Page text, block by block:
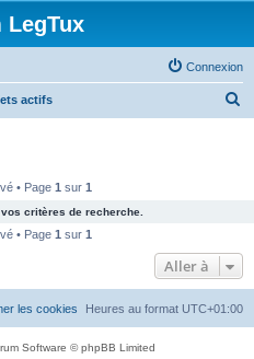
LegTux
Connexion
actifs
c
e
• Page 1 sur 1
critères de recherche.
• Page 1 sur 1
Aller à
Heures au format UTC+01:00
les cookies
Software © phpBB Limited